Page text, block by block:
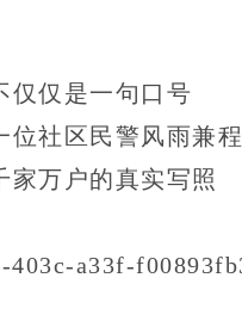
仅仅是一句口号
位社区民警风雨兼程
家万户的真实写照